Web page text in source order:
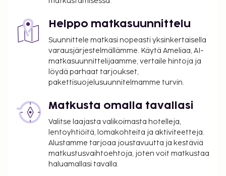
vuoden. Muita poikkeuksia tai alennuksia
saatetaan soveltaa. Lisätietoja saat ottamalla
yhteyttä majoituspaikkaan
varausvahvistuksessa olevia tietoja käyttäen.
Kaupungin perimä vero: 1.11.–31.3. välisenä aikana
4.00 EUR per majoitustila per yö
aikana 15.00 EUR per majoitustila per yö
Tässä on mainittu kaikki majoituspaikan meille
ilmoittamat maksut.
Myöhäinen uloskirjautuminen on saatavilla
lisämaksusta (saatavuuden mukaan)
Helppo matkasuunnittelu
Suunnittele matkasi nopeasti yksinkertaisella
varausjärjestelmällämme. Käytä Ameliaa, AI-
matkasuunnittelijaamme, vertaile hintoja ja
löydä parhaat tarjoukset,
pakettisuojelusuunnitelmamme turvin.
Matkusta omalla tavallasi
Valitse laajasta valikoimasta hotelleja,
lentoyhtiöitä, lomakohteita ja aktiviteetteja.
Alustamme tarjoaa joustavuutta ja kestäviä
matkustusvaihtoehtoja, joten voit matkustaa
haluamallasi tavalla.